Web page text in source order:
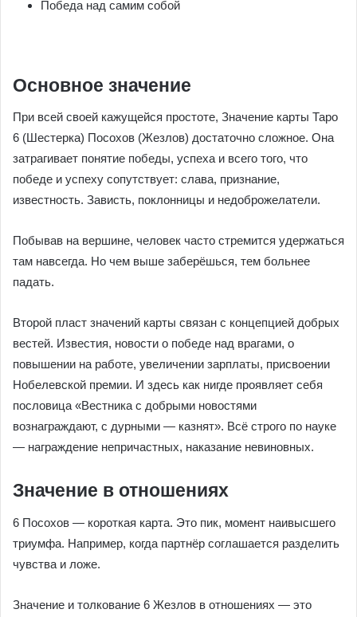
Победа над самим собой
Основное значение
При всей своей кажущейся простоте, Значение карты Таро
6 (Шестерка) Посохов (Жезлов) достаточно сложное. Она
затрагивает понятие победы, успеха и всего того, что
победе и успеху сопутствует: слава, признание,
известность. Зависть, поклонницы и недоброжелатели.
Побывав на вершине, человек часто стремится удержаться
там навсегда. Но чем выше заберёшься, тем больнее
падать.
Второй пласт значений карты связан с концепцией добрых
вестей. Известия, новости о победе над врагами, о
повышении на работе, увеличении зарплаты, присвоении
Нобелевской премии. И здесь как нигде проявляет себя
пословица «Вестника с добрыми новостями
вознаграждают, с дурными — казнят». Всё строго по науке
— награждение непричастных, наказание невиновных.
Значение в отношениях
6 Посохов — короткая карта. Это пик, момент наивысшего
триумфа. Например, когда партнёр соглашается разделить
чувства и ложе.
Значение и толкование 6 Жезлов в отношениях — это